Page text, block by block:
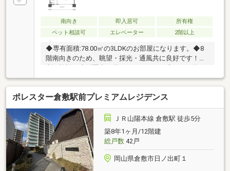
南向き 即入居可
所有権
ペット相談可
エレベーター 2階以上
◆専有面積:78.00㎡の3LDKのお部屋になります。◆8
階南向きのため、眺望・採光・通風共に良好です！◆
帖あり、開放的な間取りです！◆キッチンは対面キッ
チンのため、リビングダイニングとの一体感が感じら
れます！◆収納に充実したゆとりのある間取りです！
ポレスター倉敷駅前プレミアムレジデンス
ＪＲ山陽本線 倉敷駅 徒歩5分
築8年1ヶ月/12階建
総戸数42戸
岡山県倉敷市日ノ出町１